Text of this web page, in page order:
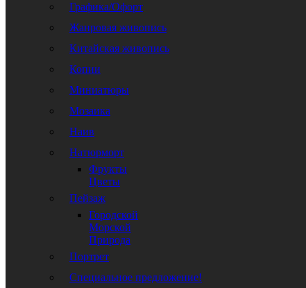
Графика/Офорт
Жанровая живопись
Китайская живопись
Копии
Миниатюры
Мозаика
Наив
Натюрморт
Фрукты
Цветы
Пейзаж
Городской
Морской
Природа
Портрет
Специальное предложение!